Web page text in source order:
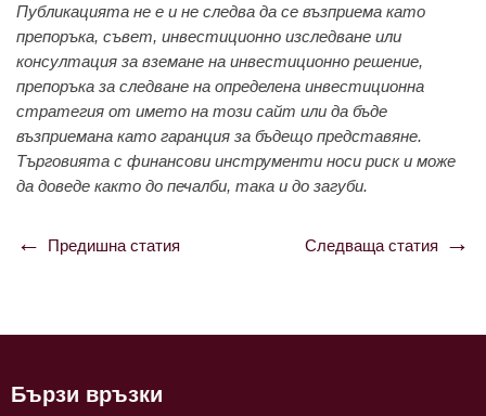
Публикацията не е и не следва да се възприема като
препоръка, съвет, инвестиционно изследване или
консултация за вземане на инвестиционно решение,
препоръка за следване на определена инвестиционна
стратегия от името на този сайт или да бъде
възприемана като гаранция за бъдещо представяне.
Търговията с финансови инструменти носи риск и може
да доведе както до печалби, така и до загуби.
Навигация
Предишна статия Следваща статия
Бързи връзки